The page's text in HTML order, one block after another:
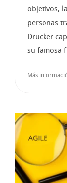
objetivos,
personas
Drucker
su famosa
Más